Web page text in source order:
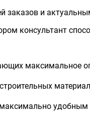
заказов и
консультант
максимальное
максимально